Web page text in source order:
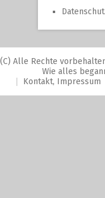
(C) Alle Rechte
Wie alles
Kontakt, Impressum